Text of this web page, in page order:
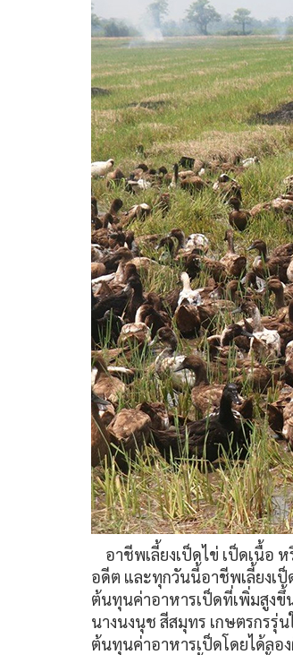
อาชีพเลี้ยงเป็ดไข่ เป็ดเนื้อ
อดีต และทุกวันนี้อาชีพเลี้ยงเป็
ต้นทุนค่าอาหารเป็ดที่เพิ่มสูงขึ้
นางนงนุช สีสมุทร เกษตรกรรุ่
ต้นทุนค่าอาหารเป็ดโดยได้ลอ